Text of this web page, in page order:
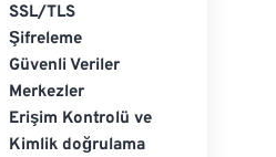
SSL/TLS
Şifreleme
Güvenli Veriler
Merkezler
Erişim Kontrolü ve
Kimlik doğrulama